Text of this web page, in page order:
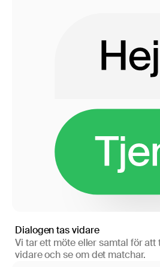
Dialogen tas vidare
Vi tar ett möte eller samtal för att
vidare och se om det matchar.